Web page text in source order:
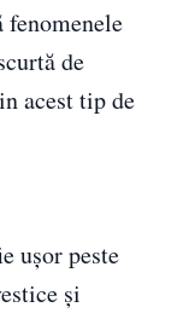
fenomenele
de
acest tip de
ușor peste
și